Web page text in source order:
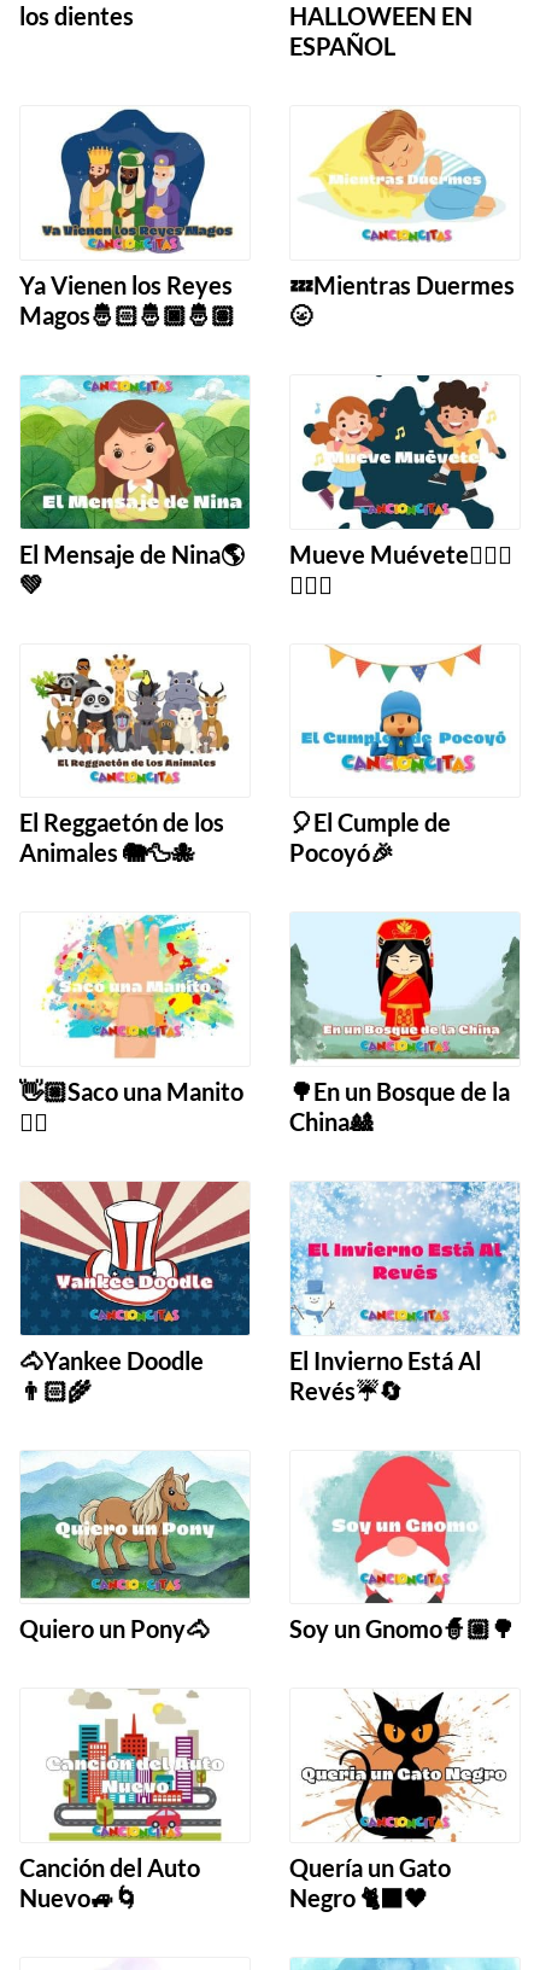
los dientes
HALLOWEEN EN
ESPAÑOL
Ya Vienen los Reyes
Magos🤴🏻🤴🏿🤴🏽
💤Mientras Duermes
🌝
El Mensaje de Nina🌎
💚
Mueve Muévete🤸🏼‍♀️
🏌🏻‍♂️
El Reggaetón de los
Animales 🐘🦆🐙
🎈El Cumple de
Pocoyó🎉
👋🏼Saco una Manito
🖐🏼
🌳En un Bosque de la
China🎎
🐴Yankee Doodle
👨🏻‍🌾
El Invierno Está Al
Revés☔️🔄
Quiero un Pony🐴 Soy un Gnomo🧙🏼🌳
Canción del Auto
Nuevo🚙🌀
Quería un Gato
Negro 🐈‍⬛🖤